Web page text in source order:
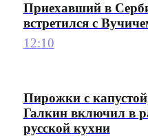
Приехавший в
встретился с
12:10
Пирожки с
Галкин включил в
русской кухни